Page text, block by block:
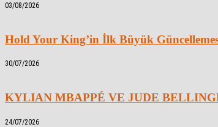
03/08/2026
Hold Your King’in İlk Büyük
30/07/2026
KYLIAN MBAPPÉ VE JUDE
24/07/2026